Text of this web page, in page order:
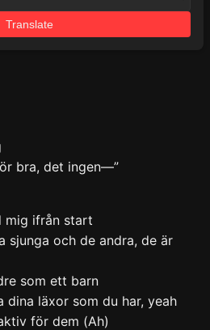
Translate
bra, det ingen—”
mig ifrån start
sjunga och de andra, de är
som ett barn
dina läxor som du har, yeah
för dem (Ah)